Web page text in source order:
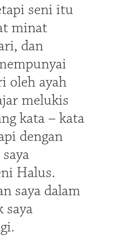
seni itu
minat
dan
oleh ayah
melukis
kata – kata
dengan
Halus.
saya dalam
saya